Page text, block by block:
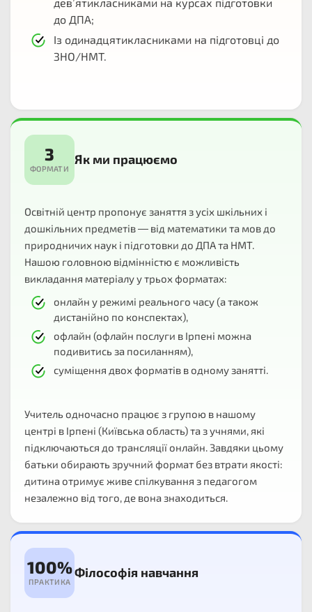
до ДПА;
Із одинадцятикласниками на підготовці до
ЗНО/НМТ.
3
ФОРМАТИ
Як ми працюємо
Освітній центр пропонує заняття з усіх шкільних і
дошкільних предметів — від математики та мов до
природничих наук і підготовки до ДПА та НМТ.
Нашою головною відмінністю є можливість
викладання матеріалу у трьох форматах:
онлайн у режимі реального часу (а також
дистанійно по конспектах),
офлайн (офлайн послуги в Ірпені можна
подивитись за посиланням),
суміщення двох форматів в одному занятті.
Учитель одночасно працює з групою в нашому
центрі в Ірпені (Київська область) та з учнями, які
підключаються до трансляції онлайн. Завдяки цьому
батьки обирають зручний формат без втрати якості:
дитина отримує живе спілкування з педагогом
незалежно від того, де вона знаходиться.
100%
ПРАКТИКА
Філософія навчання